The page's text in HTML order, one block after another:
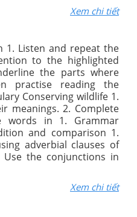
Xem chi tiết
1. Listen and repeat the
to the highlighted
the parts where
practise reading the
Conserving wildlife 1.
meanings. 2. Complete
words in 1. Grammar
and comparison 1.
adverbial clauses of
the conjunctions in
Xem chi tiết